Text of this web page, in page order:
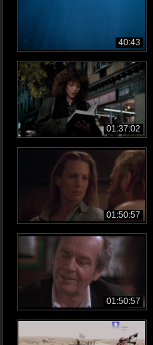
40:43
01:37:02
01:50:57
01:50:57